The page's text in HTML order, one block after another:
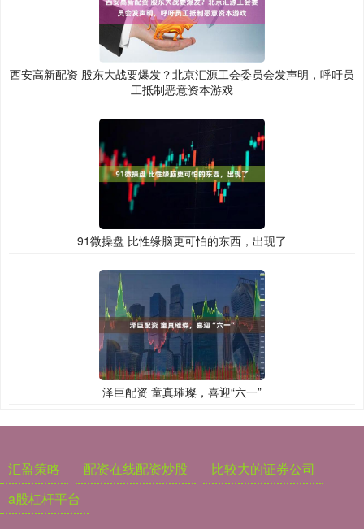
西安高新配资 股东大战要爆发？北京汇源工会委员会发声明，呼吁员
工抵制恶意资本游戏
91微操盘 比性缘脑更可怕的东西，出现了
泽巨配资 童真璀璨，喜迎“六一”
汇盈策略 配资在线配资炒股
比较大的证券公司
a股杠杆平台